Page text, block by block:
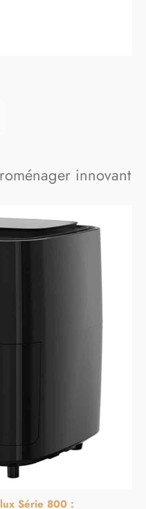
innovant
Série 800 :